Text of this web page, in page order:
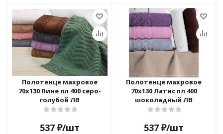
Полотенце махровое
70х130 Пине пл 400 серо-
голубой ЛВ
537 ₽/шт
Полотенце махровое
70х130 Латис пл 400
шоколадный ЛВ
537 ₽/шт